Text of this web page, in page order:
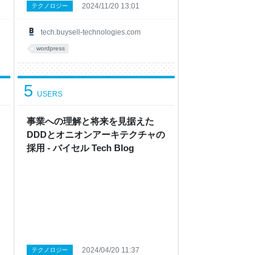
tech.buysell-technologies.com
テクノロジー 2024/11/20 13:01
wordpress
事業への理解と将来を見据えた
DDDとオニオンアーキテクチャの
採用 - バイセル Tech Blog
5 USERS
テクノロジー 2024/04/20 11:37